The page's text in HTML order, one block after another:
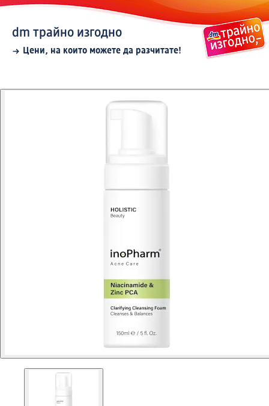
dm трайно изгодно
Цени, на които можете да разчитате!